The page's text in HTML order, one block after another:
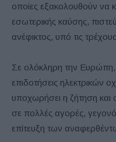
οποίες εξακολουθούν να
εσωτερικής καύσης,
ανέφικτος, υπό τις
Σε ολόκληρη την Ευρώπη,
επιδοτήσεις ηλεκτρικών
υποχωρήσει η ζήτηση και
σε πολλές αγορές,
επίτευξη των